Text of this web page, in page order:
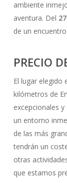
ambiente
aventura. Del
de un
PRECIO
El lugar elegido
kilómetros de
excepcionales
un entorno
de las más
tendrán un
otras
que estamos